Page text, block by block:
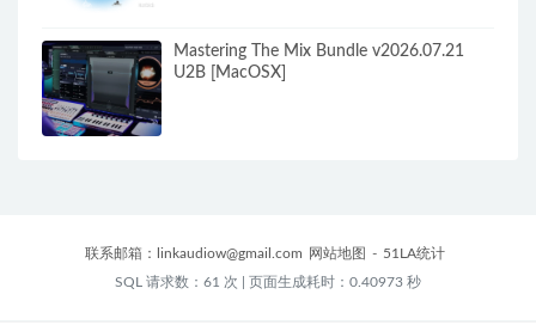
Mastering The Mix Bundle v2026.07.21
U2B [MacOSX]
联系邮箱： linkaudiow@gmail.com 网站地图 - 51LA统计
SQL 请求数：61 次
页面生成耗时：0.40973 秒